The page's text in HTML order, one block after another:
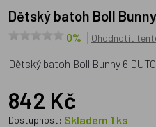
Dětský batoh Boll
0% Ohodnotit
Dětský batoh Boll Bunny 6
842 Kč
Dostupnost: Skladem 1 ks